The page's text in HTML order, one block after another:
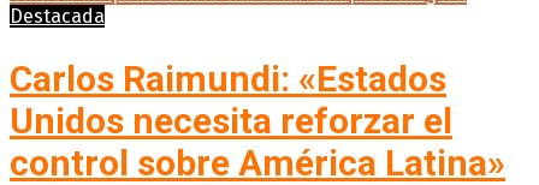
Destacada
Carlos Raimundi: «Estados
Unidos necesita reforzar el
control sobre América Latina»